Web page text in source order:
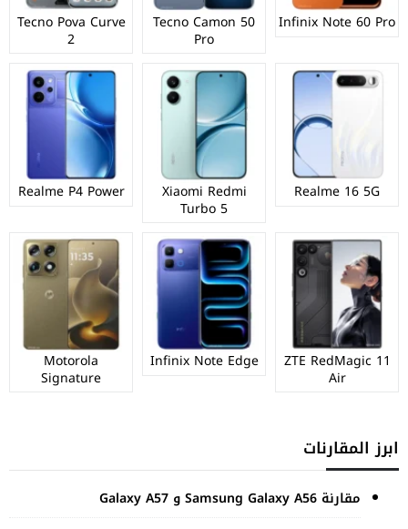
Infinix Note 60 Pro
Tecno Camon 50
Pro
Tecno Pova Curve
2
Realme 16 5G
Xiaomi Redmi
Turbo 5
Realme P4 Power
ZTE RedMagic 11
Air
Infinix Note Edge
Motorola
Signature
ابرز المقارنات
مقارنة Samsung Galaxy A56 و Galaxy A57